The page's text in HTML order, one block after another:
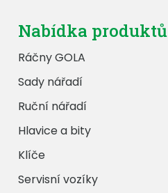
Nabídka produktů
Ráčny GOLA
Sady nářadí
Ruční nářadí
Hlavice a bity
Klíče
Servisní vozíky